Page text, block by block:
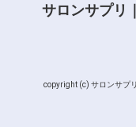
サロンサプリ
copyright (c) サロンサプ